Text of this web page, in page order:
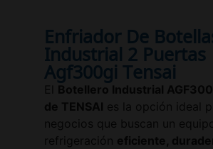
Enfriador De
Industrial 2 Puertas
Agf300gi Tensai
El Botellero Industrial
de TENSAI es la opción ideal
negocios que buscan un
refrigeración eficiente,